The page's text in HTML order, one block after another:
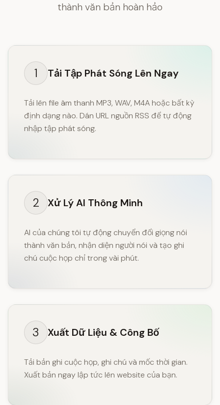
thành văn bản hoàn hảo
1 Tải Tập Phát Sóng Lên Ngay
Tải lên file âm thanh MP3, WAV, M4A hoặc bất kỳ
định dạng nào. Dán URL nguồn RSS để tự động
nhập tập phát sóng.
2 Xử Lý AI Thông Minh
AI của chúng tôi tự động chuyển đổi giọng nói
thành văn bản, nhận diện người nói và tạo ghi
chú cuộc họp chỉ trong vài phút.
3 Xuất Dữ Liệu & Công Bố
Tải bản ghi cuộc họp, ghi chú và mốc thời gian.
Xuất bản ngay lập tức lên website của bạn.